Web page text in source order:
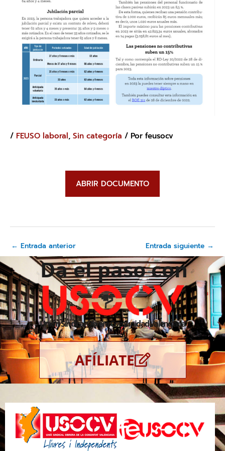
/ FEUSO laboral, Sin categoría / Por feusocv
ABRIR DOCUMENTO
← Entrada anterior Entrada siguiente →
Da el paso con
Unión Sindical Obrera Comunidad Valenciana
AFÍLIATE